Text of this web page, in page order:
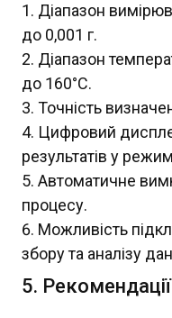
Діапазон
до 0,001 г.
Діапазон
до 160°C.
Точність
Цифровий
результатів у
Автоматичне
процесу.
Можливість
збору та аналізу
5.